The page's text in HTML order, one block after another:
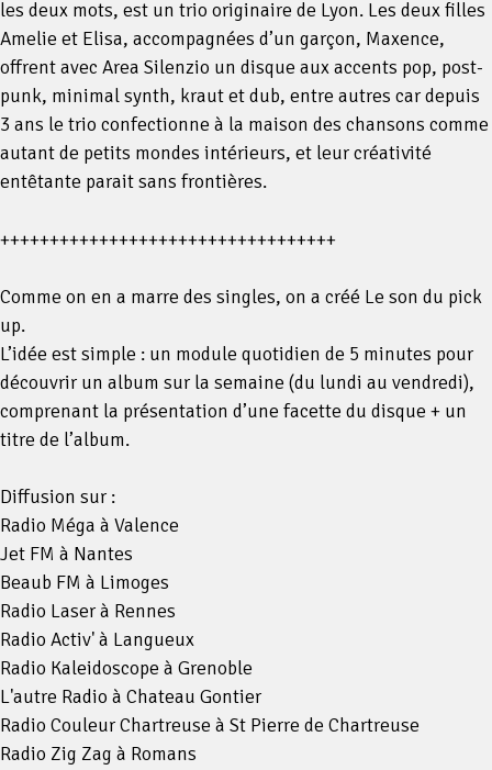
les deux mots, est un trio originaire de Lyon. Les deux filles
Amelie et Elisa, accompagnées d’un garçon, Maxence,
offrent avec Area Silenzio un disque aux accents pop, post-
punk, minimal synth, kraut et dub, entre autres car depuis
3 ans le trio confectionne à la maison des chansons comme
autant de petits mondes intérieurs, et leur créativité
entêtante parait sans frontières.
Іноді гроші потрібні вночі, у вихідні чи святкові дні, коли
робити, якщо терміново потрібні кошти, а чекати немає
можливості? У таких випадках виручить
цілодобово, який можна оформити будь-якої миті без
очікувань та дзвінків. Усе, що потрібно – доступ до
інтернету, банківська картка та кілька хвилин вільного
часу. Такий формат кредитування особливо зручний для
часу доби. Важливо лише правильно розрахувати свої
можливості та дотримуватись умов повернення, щоб
уникнути додаткових витрат та штрафів.
++++++++++++++++++++++++++++++++++
Comme on en a marre des singles, on a créé Le son du pick
up.
L’idée est simple : un module quotidien de 5 minutes pour
découvrir un album sur la semaine (du lundi au vendredi),
comprenant la présentation d’une facette du disque + un
titre de l’album.
Diffusion sur :
Radio Méga à Valence
Jet FM à Nantes
Beaub FM à Limoges
Radio Laser à Rennes
Radio Activ' à Langueux
Radio Kaleidoscope à Grenoble
L'autre Radio à Chateau Gontier
Radio Couleur Chartreuse à St Pierre de Chartreuse
Radio Zig Zag à Romans